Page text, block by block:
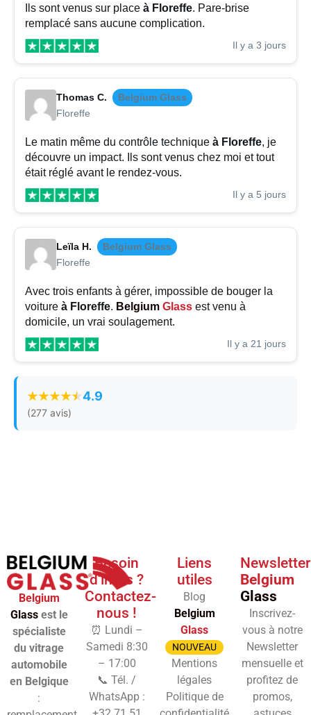
Ils sont venus sur place à Floreffe. Pare-brise
remplacé sans aucune complication.
Il y a 3 jours
Thomas C.
Belgium Glass
Floreffe
Le matin même du contrôle technique à Floreffe, je
découvre un impact. Ils sont venus chez moi et tout
était réglé avant le rendez-vous.
Il y a 5 jours
Leïla H.
Belgium Glass
Floreffe
Avec trois enfants à gérer, impossible de bouger la
voiture à Floreffe. Belgium Glass est venu à
domicile, un vrai soulagement.
Il y a 21 jours
4.9
(277 avis)
Belgium
Glassest le
spécialiste
du vitrage
automobile
en Belgique
:
Besoin
d'infos ?
Contactez-
nous !
⏰ Lundi –
Samedi 8:30
– 17:00
📞 Tél. /
WhatsApp :
Liens
utiles
Blog
Belgium
Glass
NOUVEAU
Mentions
légales
Politique de
Newsletter
Belgium
Glass
Inscrivez-
vous à notre
Newsletter
mensuelle et
profitez de
promos,